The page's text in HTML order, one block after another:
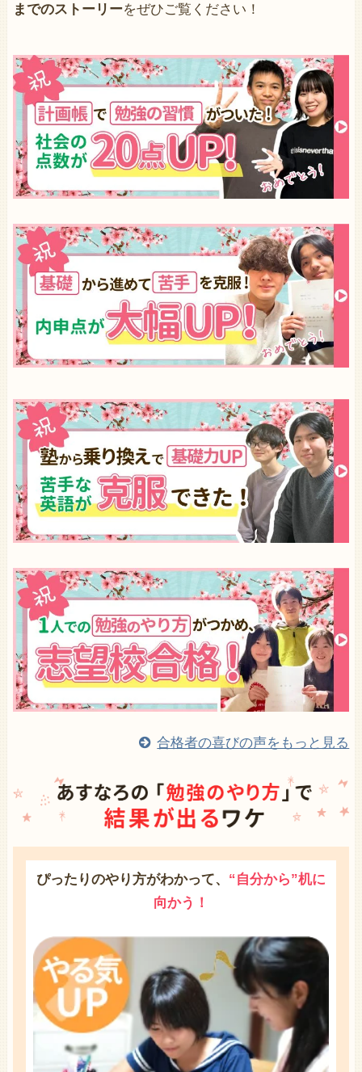
までのストーリーをぜひご覧ください！
合格者の喜びの声をもっと見る
ぴったりのやり方がわかって、 “自分から”机に
向かう！